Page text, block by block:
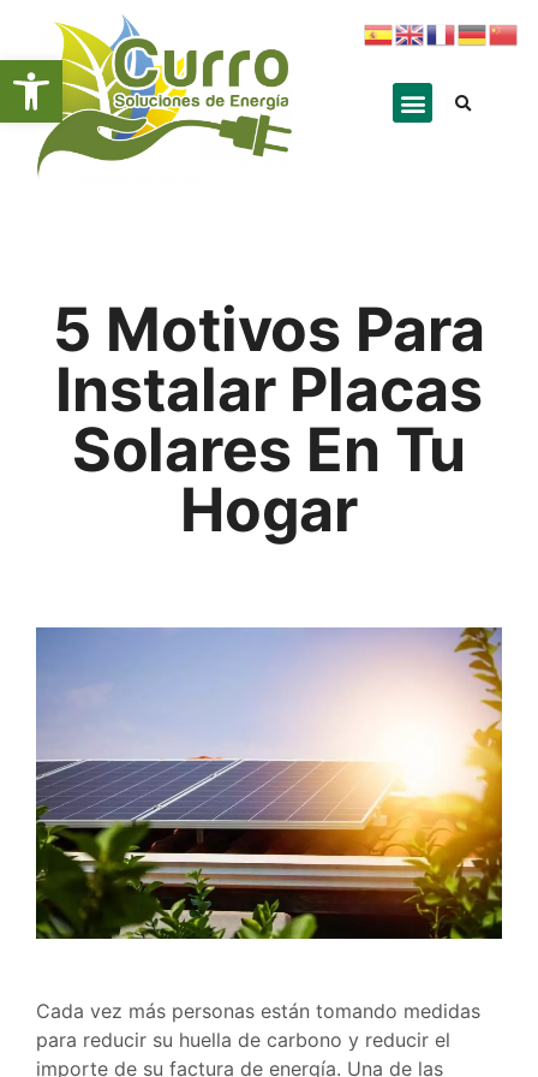
Abrir barra de herramientas
5 Motivos Para
Instalar Placas
Solares En Tu
Hogar
Cada vez más personas están tomando medidas
para reducir su huella de carbono y reducir el
importe de su factura de energía. Una de las